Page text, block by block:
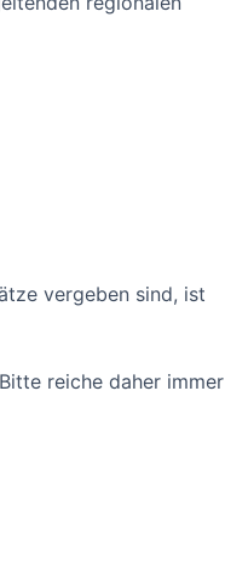
vergeben sind, ist
reiche daher immer